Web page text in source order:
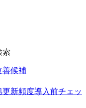
索
善候補
更新頻度導入前チェッ